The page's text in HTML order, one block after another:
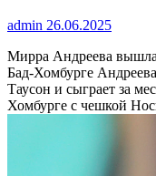
admin 26.06.2025
Мирра Андреева вышла
Бад-Хомбурге
Таусон и сыграет за
Хомбурге с чешкой